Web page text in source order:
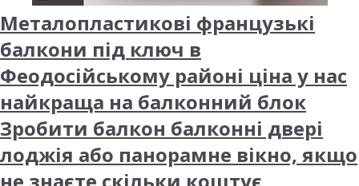
Металопластикові французькі
балкони під ключ в
Феодосійському районі ціна у нас
найкраща на балконний блок
Зробити балкон балконні двері
лоджія або панорамне вікно, якщо